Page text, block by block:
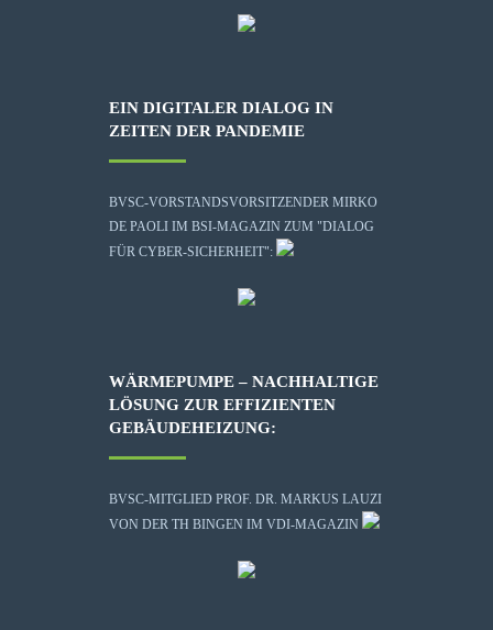
EIN DIGITALER DIALOG IN
ZEITEN DER PANDEMIE
BVSC-VORSTANDSVORSITZENDER MIRKO
DE PAOLI IM BSI-MAGAZIN ZUM "DIALOG
FÜR CYBER-SICHERHEIT":
WÄRMEPUMPE – NACHHALTIGE
LÖSUNG ZUR EFFIZIENTEN
GEBÄUDEHEIZUNG:
BVSC-MITGLIED PROF. DR. MARKUS LAUZI
VON DER TH BINGEN IM VDI-MAGAZIN